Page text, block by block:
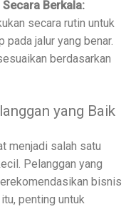
Berkala:
secara rutin untuk
jalur yang benar.
berdasarkan
yang Baik
menjadi salah satu
Pelanggan yang
bisnis
penting untuk